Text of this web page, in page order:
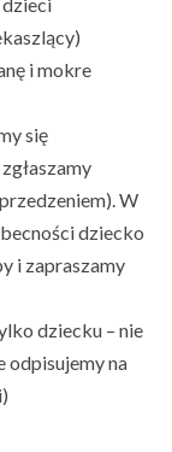
i mokre
się
W
dziecko
i zapraszamy
dziecku – nie
odpisujemy na